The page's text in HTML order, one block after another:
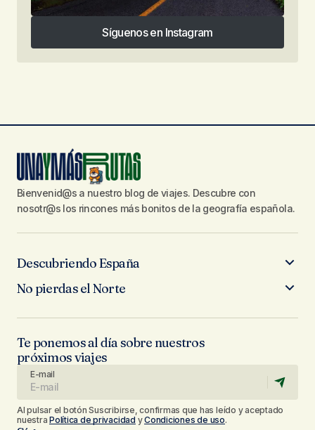
Síguenos en Instagram
Síguenos en Instagram
Bienvenid@s a nuestro blog de viajes. Descubre con
nosotr@s los rincones más bonitos de la geografía española.
Descubriendo España
No pierdas el Norte
Te ponemos al día sobre nuestros
próximos viajes
E-mail
Al pulsar el botón Suscribirse, confirmas que has leído y aceptado
nuestraPolítica de privacidad yCondiciones de uso.